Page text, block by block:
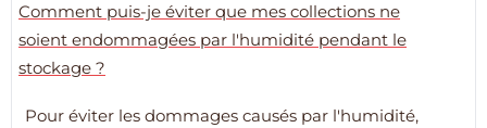
Comment puis-je éviter que mes collections ne
soient endommagées par l'humidité pendant le
stockage ?
Pour éviter les dommages causés par l'humidité,